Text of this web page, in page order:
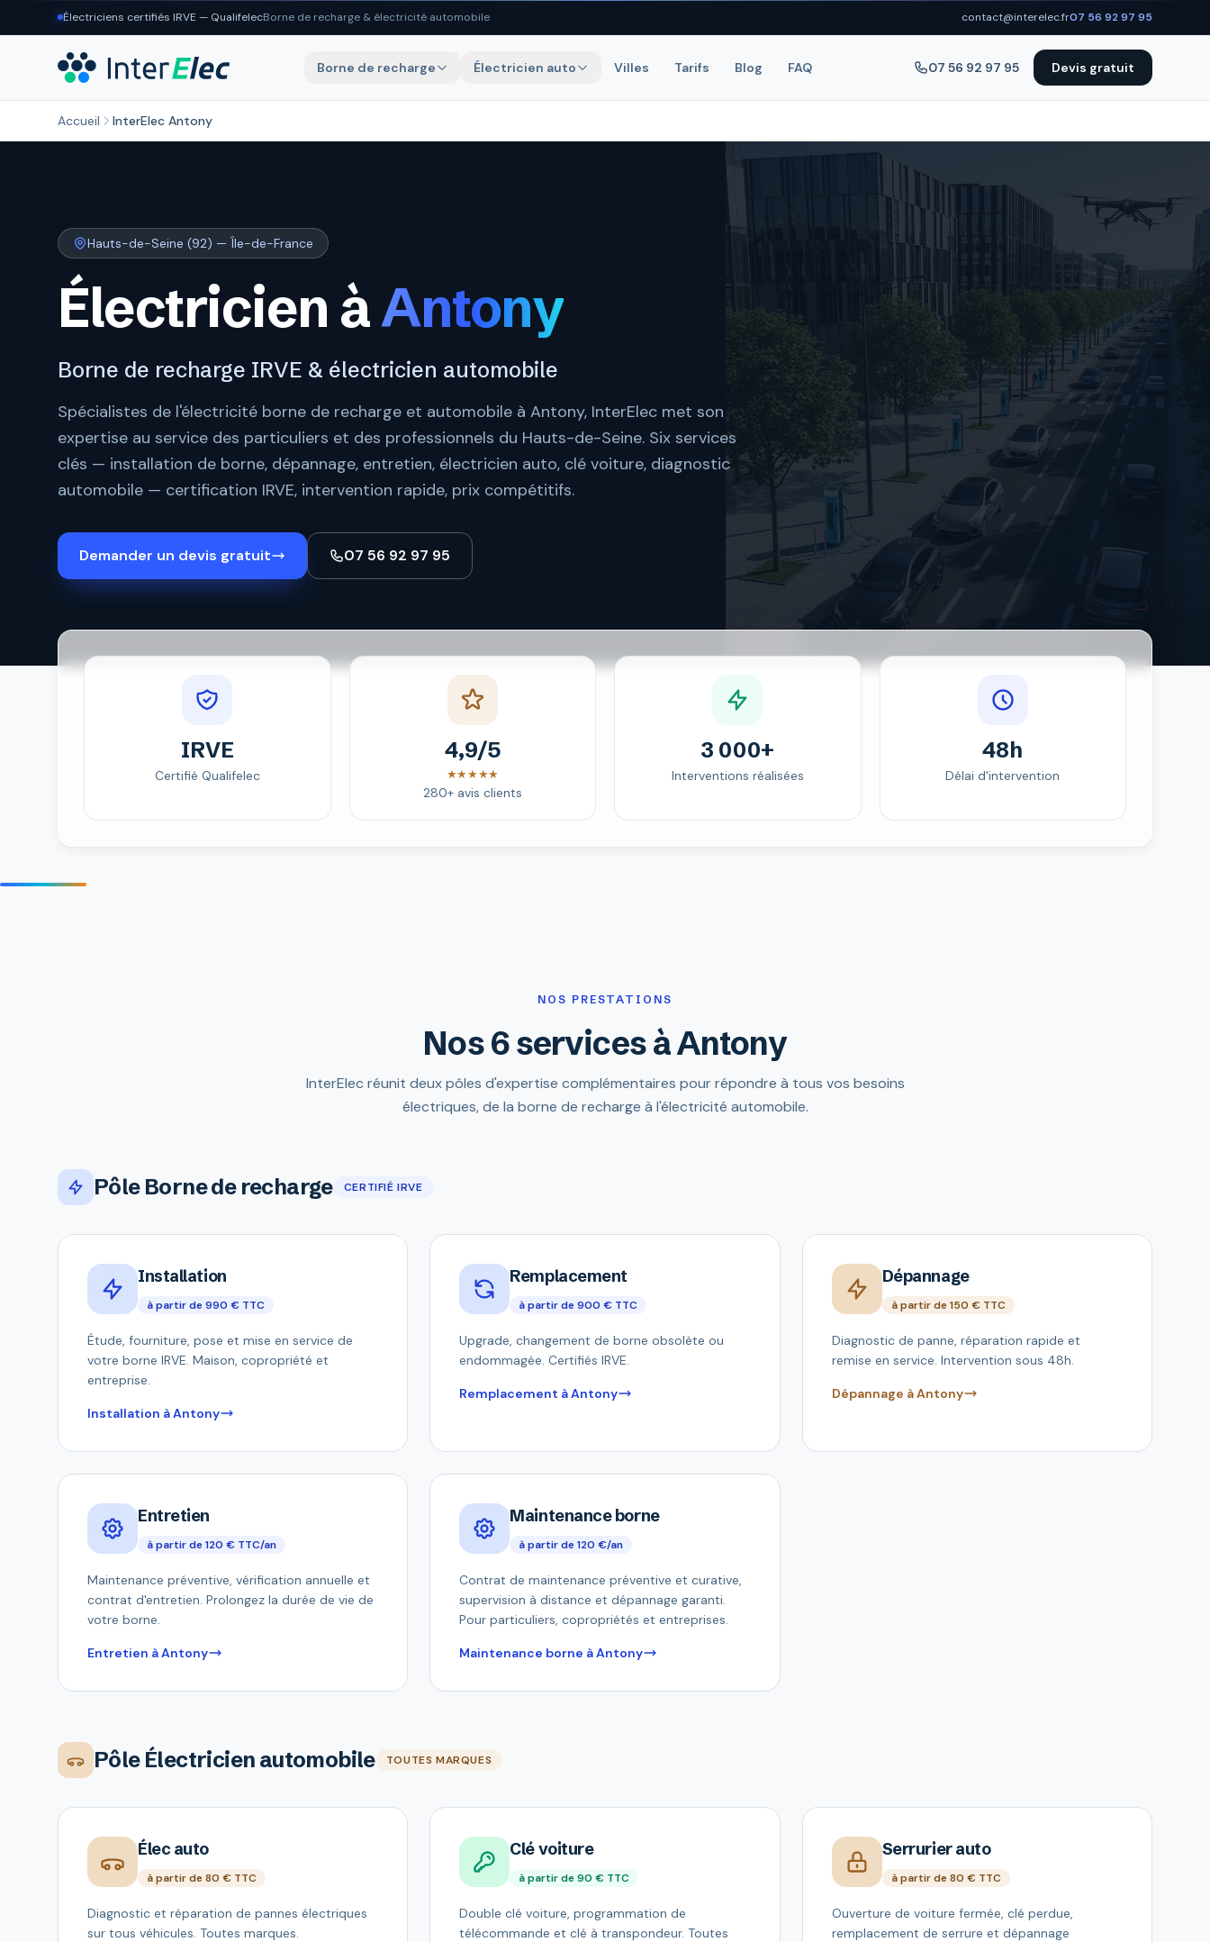
Aller au contenu principal
Électriciens certifiés IRVE — QualifelecBorne de recharge & électricité automobile contact@interelec.fr07 56 92 97 95
Borne de recharge Électricien auto Villes Tarifs Blog FAQ 07 56 92 97 95 Devis gratuit
Accueil InterElec Antony
Hauts-de-Seine (92) — Île-de-France
Électricien àAntony
Borne de recharge IRVE & électricien automobile
Spécialistes de l'électricité borne de recharge et automobile à Antony, InterElec met son
expertise au service des particuliers et des professionnels du Hauts-de-Seine. Six services
clés — installation de borne, dépannage, entretien, électricien auto, clé voiture, diagnostic
automobile — certification IRVE, intervention rapide, prix compétitifs.
Demander un devis gratuit 07 56 92 97 95
IRVE
Certifié Qualifelec
4,9/5
★★★★★
280+ avis clients
3 000+
Interventions réalisées
48h
Délai d'intervention
NOS PRESTATIONS
Nos 6 services à Antony
InterElec réunit deux pôles d'expertise complémentaires pour répondre à tous vos besoins
électriques, de la borne de recharge à l'électricité automobile.
Pôle Borne de recharge CERTIFIÉ IRVE
Installation
à partir de 990 € TTC
Étude, fourniture, pose et mise en service de
votre borne IRVE. Maison, copropriété et
entreprise.
Installation à Antony
Remplacement
à partir de 900 € TTC
Upgrade, changement de borne obsolète ou
endommagée. Certifiés IRVE.
Remplacement à Antony
Dépannage
à partir de 150 € TTC
Diagnostic de panne, réparation rapide et
remise en service. Intervention sous 48h.
Dépannage à Antony
Entretien
à partir de 120 € TTC/an
Maintenance préventive, vérification annuelle et
contrat d'entretien. Prolongez la durée de vie de
votre borne.
Entretien à Antony
Maintenance borne
à partir de 120 €/an
Contrat de maintenance préventive et curative,
supervision à distance et dépannage garanti.
Pour particuliers, copropriétés et entreprises.
Maintenance borne à Antony
Pôle Électricien automobile TOUTES MARQUES
Élec auto
à partir de 80 € TTC
Diagnostic et réparation de pannes électriques
sur tous véhicules. Toutes marques.
Clé voiture
à partir de 90 € TTC
Double clé voiture, programmation de
télécommande et clé à transpondeur. Toutes
Serrurier auto
à partir de 80 € TTC
Ouverture de voiture fermée, clé perdue,
remplacement de serrure et dépannage